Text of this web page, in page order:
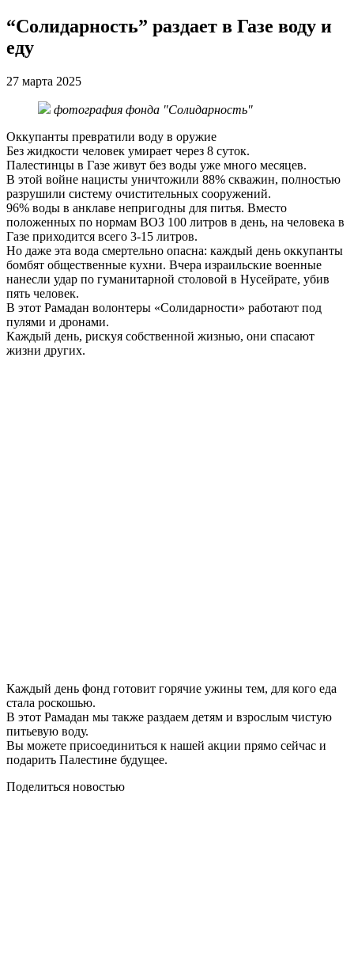
“Солидарность” раздает в Газе воду и
еду
27 марта 2025
фотография фонда "Солидарность"
Оккупанты превратили воду в оружие
Без жидкости человек умирает через 8 суток.
Палестинцы в Газе живут без воды уже много месяцев.
В этой войне нацисты уничтожили 88% скважин, полностью
разрушили систему очистительных сооружений.
96% воды в анклаве непригодны для питья. Вместо
положенных по нормам ВОЗ 100 литров в день, на человека в
Газе приходится всего 3-15 литров.
Но даже эта вода смертельно опасна: каждый день оккупанты
бомбят общественные кухни. Вчера израильские военные
нанесли удар по гуманитарной столовой в Нусейрате, убив
пять человек.
В этот Рамадан волонтеры «Солидарности» работают под
пулями и дронами.
Каждый день, рискуя собственной жизнью, они спасают
жизни других.
Каждый день фонд готовит горячие ужины тем, для кого еда
стала роскошью.
В этот Рамадан мы также раздаем детям и взрослым чистую
питьевую воду.
Вы можете присоединиться к нашей акции прямо сейчас и
подарить Палестине будущее.
Поделиться новостью